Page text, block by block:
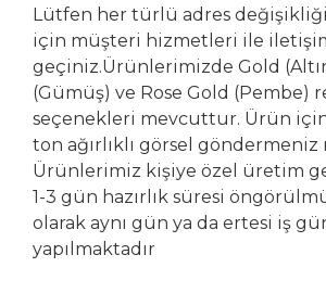
Lütfen her türlü adres
için müşteri hizmetleri ile
geçiniz.Ürünlerimizde Gold (Altın
(Gümüş) ve Rose Gold (Pembe)
seçenekleri mevcuttur. Ürün
ton ağırlıklı görsel göndermeniz
Ürünlerimiz kişiye özel üretim
1-3 gün hazırlık süresi
olarak aynı gün ya da ertesi iş
yapılmaktadır